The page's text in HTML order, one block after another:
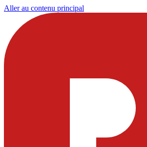
Aller au contenu principal